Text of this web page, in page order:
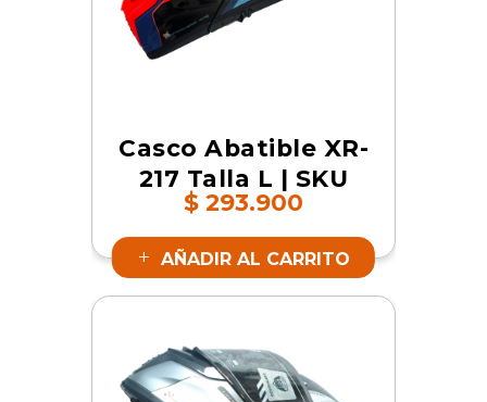
Casco Abatible XR-
217 Talla L | SKU
19163
$ 293.900
AÑADIR AL CARRITO